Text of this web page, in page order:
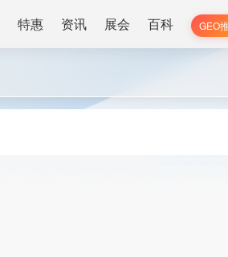
特惠 资讯 展会 百科 GEO